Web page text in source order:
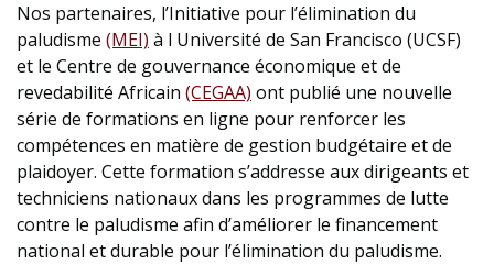
Nos partenaires, l’Initiative pour l’élimination du
paludisme (MEI) à l Université de San Francisco (UCSF)
et le Centre de gouvernance économique et de
revedabilité Africain (CEGAA) ont publié une nouvelle
série de formations en ligne pour renforcer les
compétences en matière de gestion budgétaire et de
plaidoyer. Cette formation s’addresse aux dirigeants et
techniciens nationaux dans les programmes de lutte
contre le paludisme afin d’améliorer le financement
national et durable pour l’élimination du paludisme.